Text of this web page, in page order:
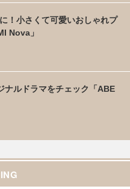
！小さくて可愛いおしゃれプ
Nova」
ナルドラマをチェック「ABE